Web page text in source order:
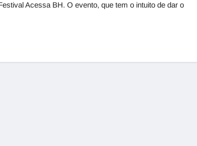
Acessa BH. O evento, que tem o intuito de dar o